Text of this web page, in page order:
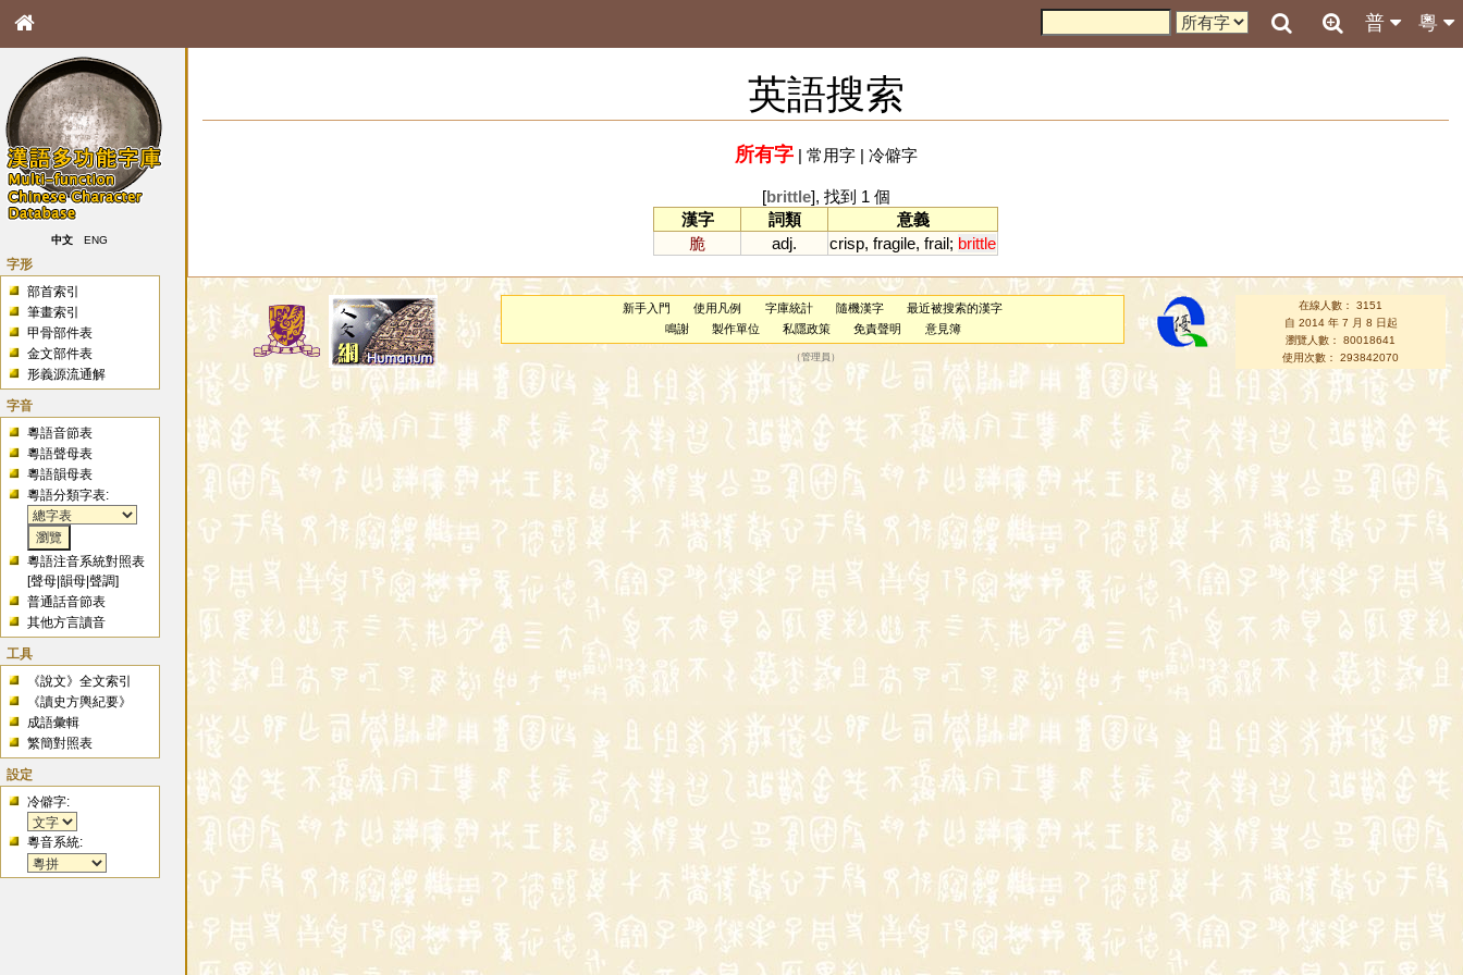
粵
普
中文 ENG
字形
部首索引
筆畫索引
甲骨部件表
金文部件表
形義源流通解
字音
粵語音節表
粵語聲母表
粵語韻母表
粵語分類字表:
粵語注音系統對照表
[聲母 |韻母 |聲調]
普通話音節表
其他方言讀音
工具
《說文》全文索引
《讀史方輿紀要》
成語彙輯
繁簡對照表
設定
冷僻字:
粵音系統:
英語搜索
所有字| 常用字| 冷僻字
[brittle], 找到 1 個
漢字
詞類
意義
脆
adj. crisp, fragile, frail; brittle
新手入門 使用凡例 字庫統計 隨機漢字
最近被搜索的漢字
鳴謝
製作單位 私隱政策 免責聲明 意見簿
（管理員 ）
在線人數： 3151
自 2014 年 7 月 8 日起
瀏覽人數： 80018641
使用次數： 293842070